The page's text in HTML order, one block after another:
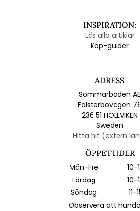
INSPIRATION:
Läs alla artiklar
Köp-guider
ADRESS
Sommarboden AB
Falsterbovägen
236 51 HÖLLVIKEN
Sweden
Hitta hit (extern
ÖPPETTIDER
Mån-Fre
10-
Lördag
10-
Söndag
11-
Observera att